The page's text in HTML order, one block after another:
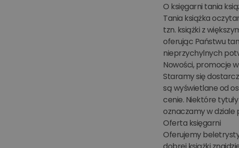
O księgarni tania
Tania książka
tzn. książki z
oferując Państwu
nieprzychylnych
Nowości, promocje
Staramy się
są wyświetlane od
cenie. Niektóre
oznaczamy w dziale
Oferta księgarni
Oferujemy